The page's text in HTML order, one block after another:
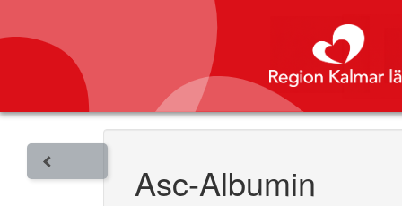
Asc-Albumin